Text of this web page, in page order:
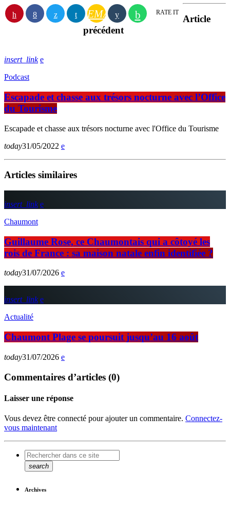
EMAIL RATE IT
Article
précédent
insert_link
Podcast
Escapade et chasse aux trésors nocturne avec l’Office
du Tourisme
Escapade et chasse aux trésors nocturne avec l'Office du Tourisme
today31/05/2022
Articles similaires
insert_link
Chaumont
Guillaume Rose, ce Chaumontais qui a côtoyé les
rois de France : sa maison natale enfin identifiée ?
today31/07/2026
insert_link
Actualité
Chaumont Plage se poursuit jusqu’au 16 août
today31/07/2026
Commentaires d’articles (0)
Laisser une réponse
Vous devez être connecté pour ajouter un commentaire. Connectez-
vous maintenant
search
Archives